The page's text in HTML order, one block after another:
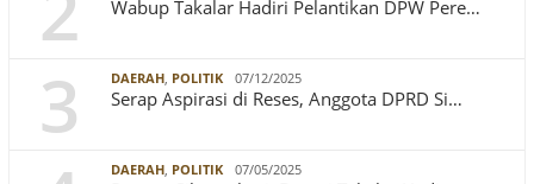
Wabup Takalar Hadiri Pelantikan DPW Pere…
3 DAERAH, POLITIK 07/12/2025
Serap Aspirasi di Reses, Anggota DPRD Si…
DAERAH, POLITIK 07/05/2025